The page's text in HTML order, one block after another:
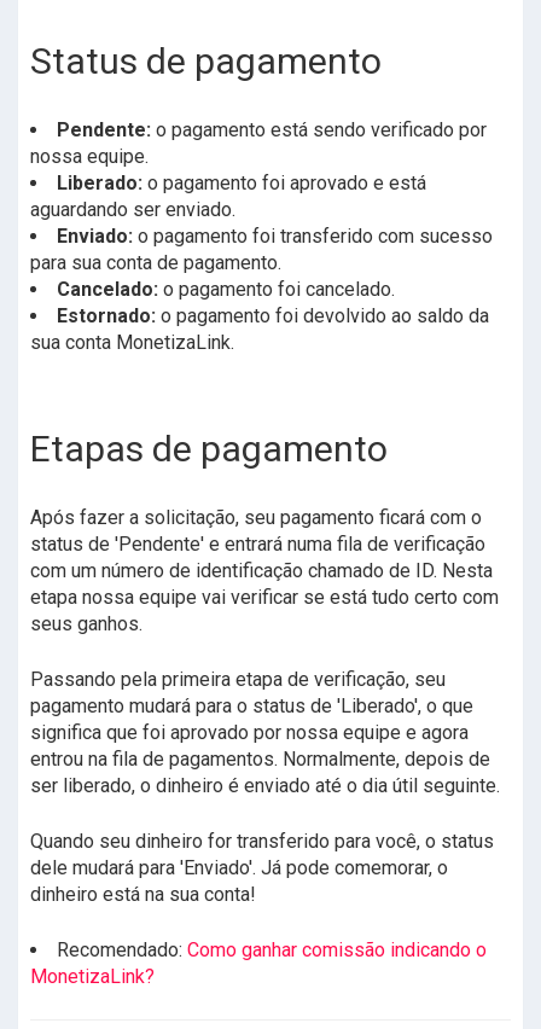
Status de pagamento
Pendente: o pagamento está sendo verificado por
nossa equipe.
Liberado: o pagamento foi aprovado e está
aguardando ser enviado.
Enviado: o pagamento foi transferido com sucesso
para sua conta de pagamento.
Cancelado: o pagamento foi cancelado.
Estornado: o pagamento foi devolvido ao saldo da
sua conta MonetizaLink.
Etapas de pagamento
Após fazer a solicitação, seu pagamento ficará com o
status de 'Pendente' e entrará numa fila de verificação
com um número de identificação chamado de ID. Nesta
etapa nossa equipe vai verificar se está tudo certo com
seus ganhos.
Passando pela primeira etapa de verificação, seu
pagamento mudará para o status de 'Liberado', o que
significa que foi aprovado por nossa equipe e agora
entrou na fila de pagamentos. Normalmente, depois de
ser liberado, o dinheiro é enviado até o dia útil seguinte.
Quando seu dinheiro for transferido para você, o status
dele mudará para 'Enviado'. Já pode comemorar, o
dinheiro está na sua conta!
Recomendado: Como ganhar comissão indicando o
MonetizaLink?